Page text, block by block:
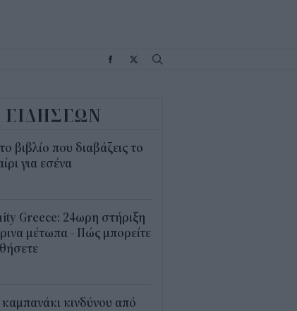
ΕΙΔΗΣΕΩΝ
το βιβλίο που διαβάζεις το
για εσένα
Greece: 24ωρη στήριξη
μέτωπα - Πώς μπορείτε
κινδύνου από